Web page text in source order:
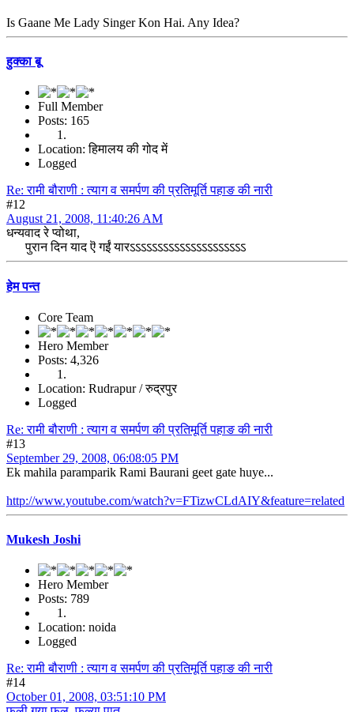
Is Gaane Me Lady Singer Kon Hai. Any Idea?
हुक्का बू
Full Member
Posts: 165
Location: हिमालय की गोद में
Logged
Re: रामी बौराणी : त्याग व समर्पण की प्रतिमूर्ति पहाङ की नारी
#12
August 21, 2008, 11:40:26 AM
धन्यवाद रे प्वोथा,
पुरान दिन याद ऎ गईं यारऽऽऽऽऽऽऽऽऽऽऽऽऽऽऽऽऽऽऽऽऽ
हेम पन्त
Core Team
Hero Member
Posts: 4,326
Location: Rudrapur / रुद्रपुर
Logged
Re: रामी बौराणी : त्याग व समर्पण की प्रतिमूर्ति पहाङ की नारी
#13
September 29, 2008, 06:08:05 PM
Ek mahila paramparik Rami Baurani geet gate huye...
http://www.youtube.com/watch?v=FTizwCLdAIY&feature=related
Mukesh Joshi
Hero Member
Posts: 789
Location: noida
Logged
Re: रामी बौराणी : त्याग व समर्पण की प्रतिमूर्ति पहाङ की नारी
#14
October 01, 2008, 03:51:10 PM